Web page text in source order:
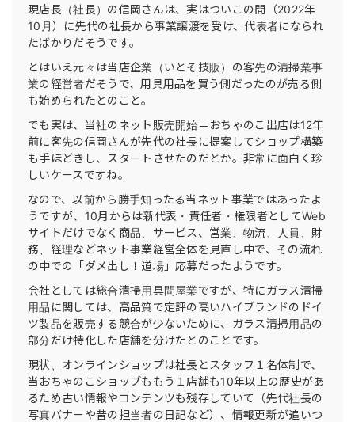
現店長（社長）の信岡さんは、実はついこの間（2022年
10月）に先代の社長から事業譲渡を受け、代表者になられ
たばかりだそうです。
とはいえ元々は当店企業（いとそ技販）の客先の清掃業事
業の経営者だそうで、用具用品を買う側だったのが売る側
も始められたとのこと。
でも実は、当社のネット販売開始＝おちゃのこ出店は12年
前に客先の信岡さんが先代の社長に提案してショップ構築
も手ほどきし、スタートさせたのだとか。非常に面白く珍
しいケースですね。
なので、以前から勝手知ったる当ネット事業ではあったよ
うですが、10月からは新代表・責任者・権限者としてWeb
サイトだけでなく商品、サービス、営業、物流、人員、財
務、経理などネット事業経営全体を見直し中で、その流れ
の中での「ダメ出し！道場」応募だったようです。
会社としては総合清掃用具問屋業ですが、特にガラス清掃
用品に関しては、高品質で定評の高いハイブランドのドイ
ツ製品を販売する競合が少ないために、ガラス清掃用品の
部分だけ特化した店舗を分けたとのことです。
現状、オンラインショップは社長とスタッフ１名体制で、
当おちゃのこショップももう１店舗も10年以上の歴史があ
るため古い情報やコンテンツも残存していて（先代社長の
写真バナーや昔の担当者の日記など）、情報更新が追いつ